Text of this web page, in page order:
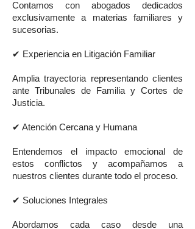
Contamos con abogados dedicados
exclusivamente a materias familiares y
sucesorias.
✔ Experiencia en Litigación Familiar
Amplia trayectoria representando clientes
ante Tribunales de Familia y Cortes de
Justicia.
✔ Atención Cercana y Humana
Entendemos el impacto emocional de
estos conflictos y acompañamos a
nuestros clientes durante todo el proceso.
✔ Soluciones Integrales
Abordamos cada caso desde una